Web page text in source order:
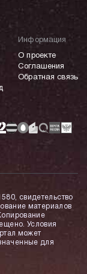
Информация
О проекте
Соглашения
Обратная связь
свидетельство
материалов
Условия
может
для